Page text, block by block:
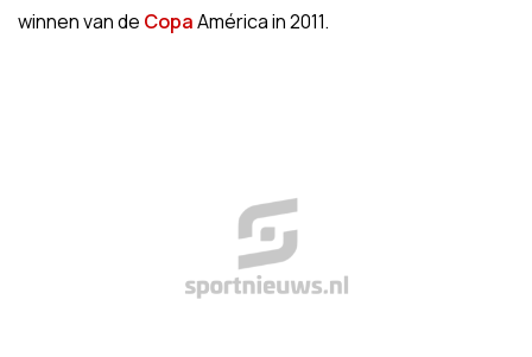
winnen van de CopaAmérica in 2011.